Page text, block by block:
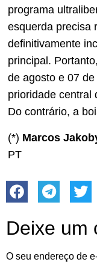
programa
esquerda precisa
definitivamente
principal.
de agosto e 07
prioridade central
Do contrário, a
(*) Marcos
PT
Deixe um
O seu endereço de